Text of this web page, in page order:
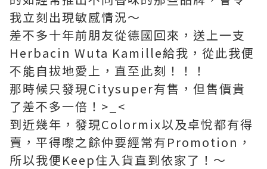
我立刻出現敏感情況～
差不多十年前朋友從德國回來，送上一支
Herbacin Wuta Kamille給我，從此我便
不能自拔地愛上，直至此刻！！！
那時候只發現Citysuper有售，但售價貴
了差不多一倍！>_<
到近幾年，發現Colormix以及卓悅都有得
賣，平得嚟之餘仲要經常有Promotion，
所以我便Keep住入貨直到依家了！～